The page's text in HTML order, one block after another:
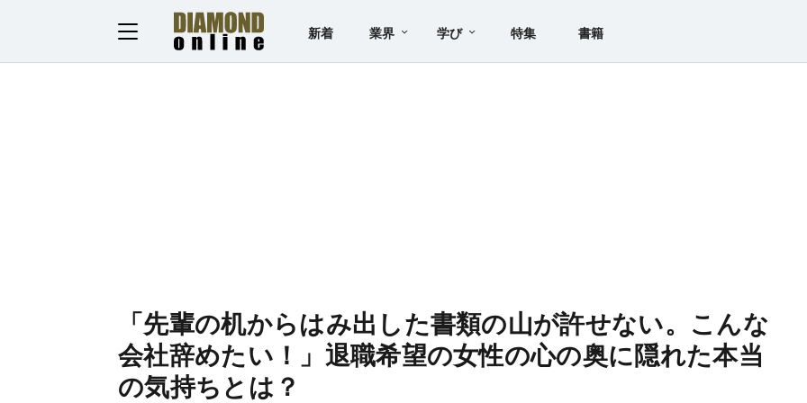
新着 業界 学び 特集 書籍
「先輩の机からはみ出した書類の山が許せない。こんな
会社辞めたい！」退職希望の女性の心の奥に隠れた本当
の気持ちとは？